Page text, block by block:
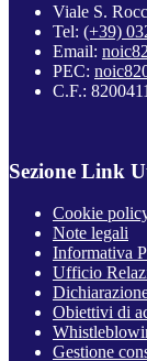
Viale S.
Tel: (+39)
Email:
PEC:
C.F.:
Sezione Link
Cookie
Note legali
Informativa
Ufficio
Obiettivi di
Gestione